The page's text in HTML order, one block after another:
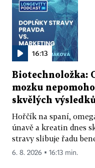
16:13
Biotechnoložka:
mozku
skvělých
Hořčík na spaní,
únavě a kreatin dnes
stravy slibuje řadu
6. 8. 2026 ▪ 16:13 min.